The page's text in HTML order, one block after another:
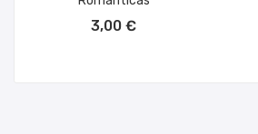
3,00 €